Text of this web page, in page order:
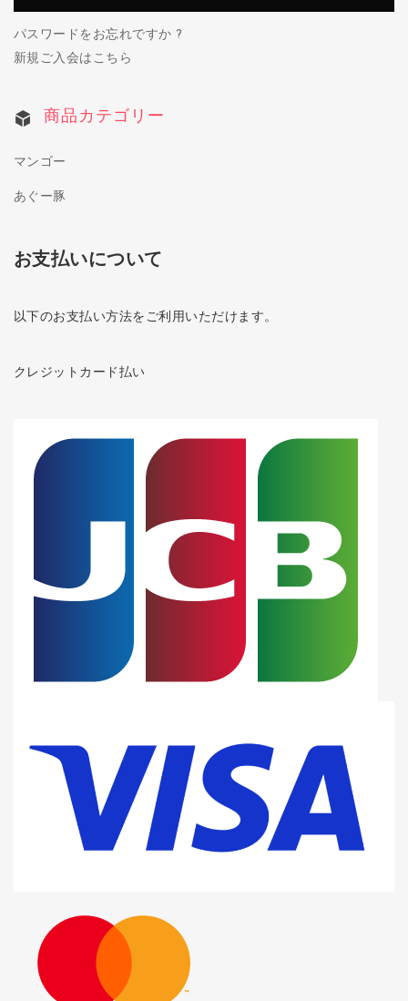
パスワードをお忘れですか ?
新規ご入会はこちら
商品カテゴリー
マンゴー
あぐー豚
お支払いについて
以下のお支払い方法をご利用いただけます。
クレジットカード払い